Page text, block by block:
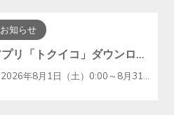
お知らせ
アプリ「トクイコ」ダウンロードで豪華賞品が当たる！
2026年8月1日（土）0:00～8月31日（月）23:59